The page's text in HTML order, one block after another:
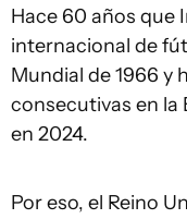
Hace 60 años que
internacional de
Mundial de 1966 y
consecutivas en la
en 2024.
Por eso, el Reino